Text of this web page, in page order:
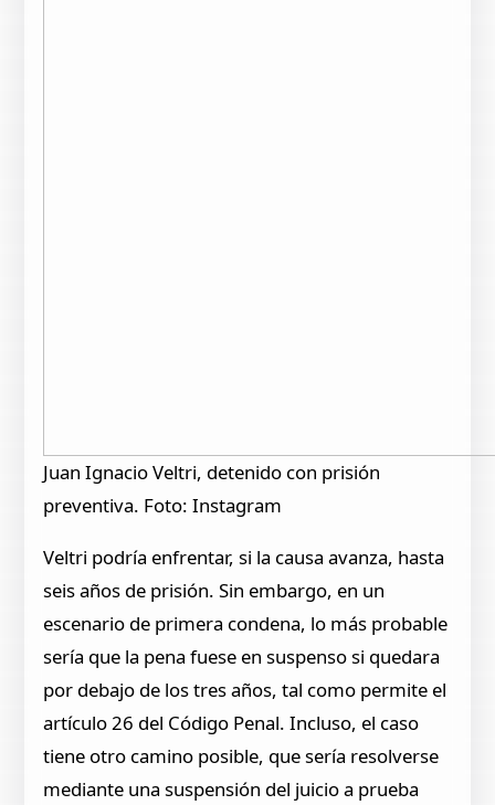
Juan Ignacio Veltri, detenido con prisión
preventiva. Foto: Instagram
Veltri podría enfrentar, si la causa avanza, hasta
seis años de prisión. Sin embargo, en un
escenario de primera condena, lo más probable
sería que la pena fuese en suspenso si quedara
por debajo de los tres años, tal como permite el
artículo 26 del Código Penal. Incluso, el caso
tiene otro camino posible, que sería resolverse
mediante una suspensión del juicio a prueba